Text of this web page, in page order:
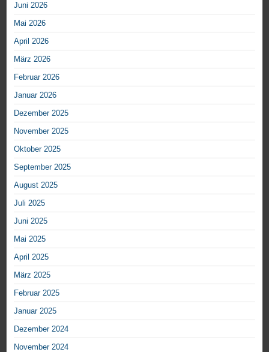
Juni 2026
Mai 2026
April 2026
März 2026
Februar 2026
Januar 2026
Dezember 2025
November 2025
Oktober 2025
September 2025
August 2025
Juli 2025
Juni 2025
Mai 2025
April 2025
März 2025
Februar 2025
Januar 2025
Dezember 2024
November 2024